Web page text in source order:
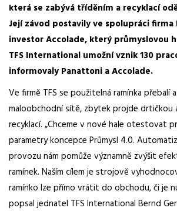
která se zabývá tříděním a recyklací
Její závod postavily ve spolupráci firma
investor Accolade, který průmyslovou
TFS International umožní vznik 130
informovaly Panattoni a Accolade.
Ve firmě TFS se použitelná ramínka přebalí
maloobchodní sítě, zbytek projde drtičkou
recyklací. „Chceme v nové hale otestovat
parametry koncepce Průmysl 4.0.
provozu nám pomůže významně zvýšit
ramínek. Naším cílem je strojově
ramínko lze přímo vrátit do obchodu, či je
popsal jednatel TFS International Bernd